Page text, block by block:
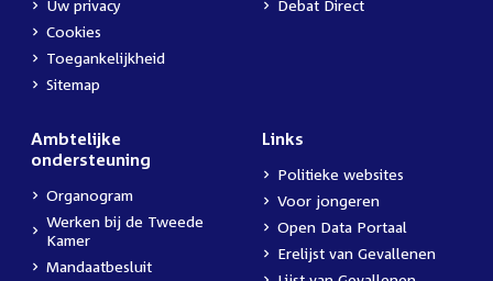
Uw privacy
Cookies
Toegankelijkheid
Sitemap
Debat Direct
Ambtelijke
ondersteuning
Organogram
Werken bij de Tweede
Kamer
Mandaatbesluit
Links
Politieke websites
Voor jongeren
Open Data Portaal
Erelijst van Gevallenen